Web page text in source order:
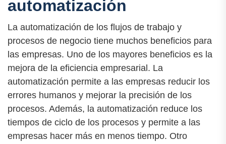
automatización
La automatización de los flujos de trabajo y
procesos de negocio tiene muchos beneficios para
las empresas. Uno de los mayores beneficios es la
mejora de la eficiencia empresarial. La
automatización permite a las empresas reducir los
errores humanos y mejorar la precisión de los
procesos. Además, la automatización reduce los
tiempos de ciclo de los procesos y permite a las
empresas hacer más en menos tiempo. Otro